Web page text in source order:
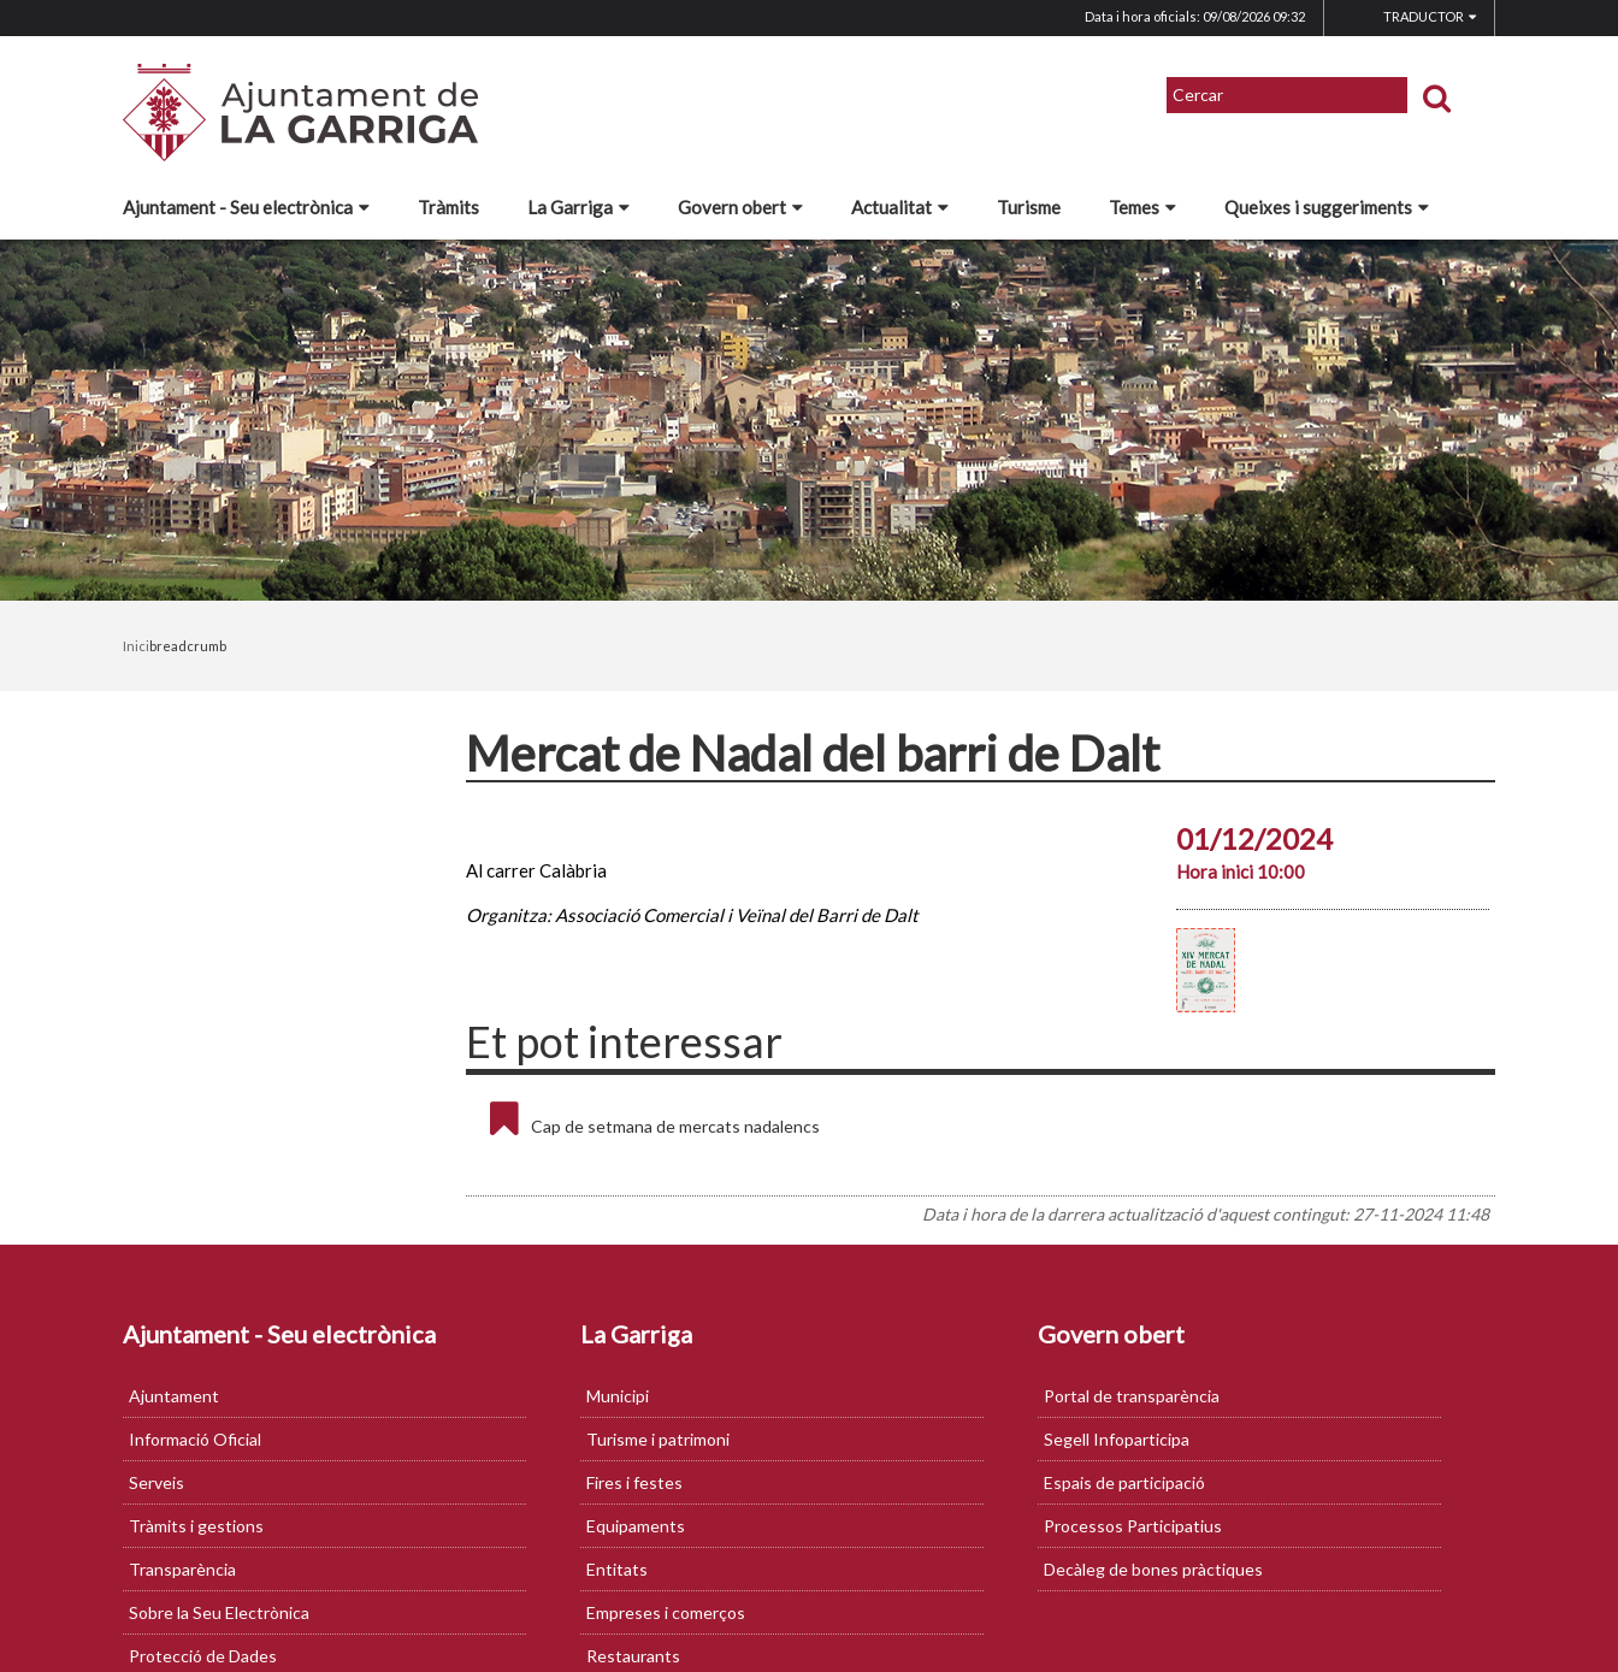
Data i hora oficials: 09/08/2026 09:32 TRADUCTOR
Ajuntament - Seu electrònica Tràmits La Garriga Govern obert Actualitat Turisme Temes Queixes i suggeriments
Inicibreadcrumb
Mercat de Nadal del barri de Dalt
Al carrer Calàbria
Organitza: Associació Comercial i Veïnal del Barri de Dalt
01/12/2024
Hora inici 10:00
Et pot interessar
Cap de setmana de mercats nadalencs
Data i hora de la darrera actualització d'aquest contingut: 27-11-2024 11:48
Ajuntament - Seu electrònica
Ajuntament
Informació Oficial
Serveis
Tràmits i gestions
Transparència
Sobre la Seu Electrònica
Protecció de Dades
La Garriga
Municipi
Turisme i patrimoni
Fires i festes
Equipaments
Entitats
Empreses i comerços
Restaurants
Govern obert
Portal de transparència
Segell Infoparticipa
Espais de participació
Processos Participatius
Decàleg de bones pràctiques